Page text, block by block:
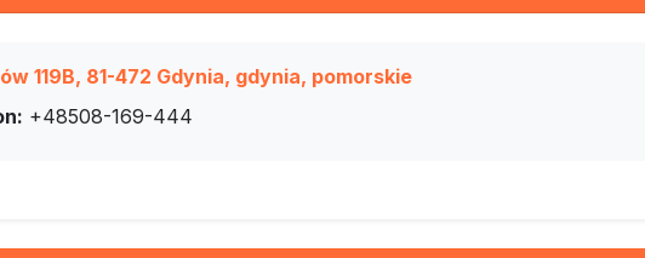
119B, 81-472 Gdynia, gdynia, pomorskie
+48508-169-444